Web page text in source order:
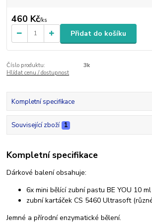
460 Kč/ks
Přidat do košíku
Číslo produktu:
3k
Hlídat cenu / dostupnost
Kompletní specifikace
Související zboží 1
Kompletní specifikace
Dárkové balení obsahuje:
6x mini bělící zubní pastu BE YOU 10 ml
zubní kartáček CS 5460 Ultrasoft
Jemné a přírodní enzymatické bělení.